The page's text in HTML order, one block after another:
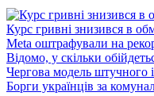
Курс гривні знизився в
Meta оштрафували на
Відомо, у скільки
Чергова модель штучного
Борги українців за